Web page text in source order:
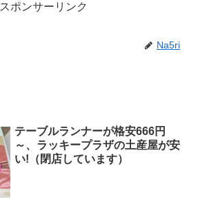
スポンサーリンク
Na5ri
テーブルランナーが格安666円
～、ラッキープラザの土産屋が安
い!（閉店しています）